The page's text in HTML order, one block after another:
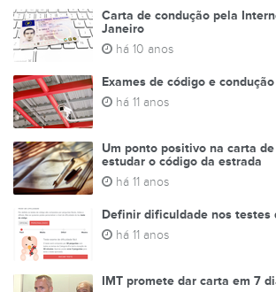
Carta de condução pela
Janeiro
há 10 anos
Exames de código e
há 11 anos
Um ponto positivo na carta
estudar o código da estrada
há 11 anos
Definir dificuldade nos testes
há 11 anos
IMT promete dar carta em 7